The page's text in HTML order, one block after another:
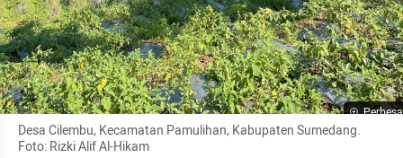
Desa Cilembu, Kecamatan Pamulihan, Kabupaten Sumedang.
Foto: Rizki Alif Al-Hikam